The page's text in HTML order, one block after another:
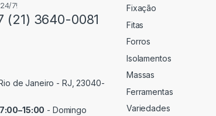
7!
(21) 3640-0081
de Janeiro - RJ, 23040-
- Domingo
Fixação
Fitas
Forros
Isolamentos
Massas
Ferramentas
Variedades